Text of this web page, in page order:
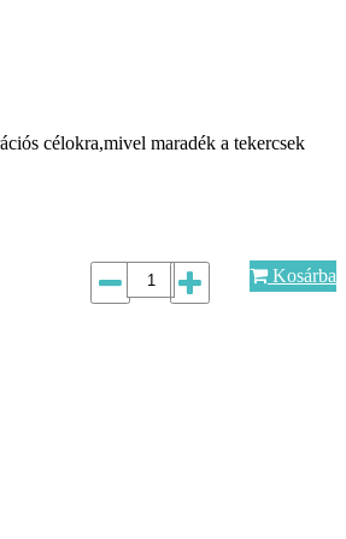
célokra,mivel maradék a tekercsek
Kosárba